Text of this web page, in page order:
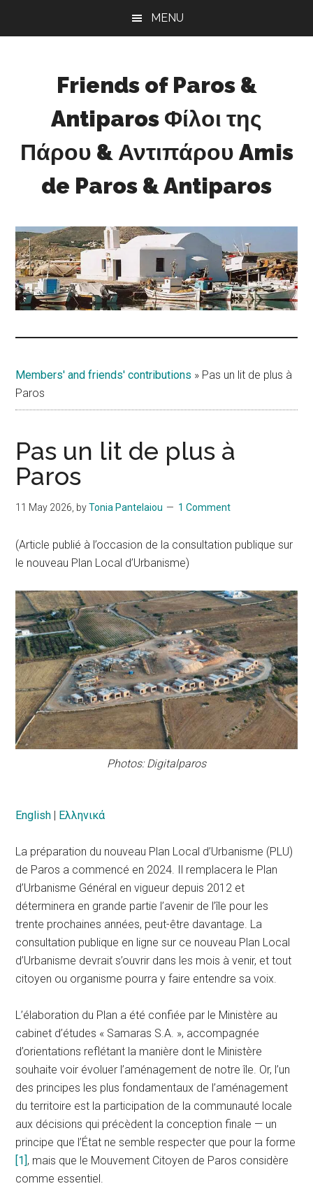
MENU
Friends of Paros &
Antiparos Φίλοι της
Πάρου & Αντιπάρου Amis
de Paros & Antiparos
development
for
Paros
&
Antiparos
Members' and friends' contributions » Pas un lit de plus à
Paros
Pas un lit de plus à
Paros
11 May 2026, byTonia Pantelaiou 1 Comment
(Article publié à l’occasion de la consultation publique sur
le nouveau Plan Local d’Urbanisme)
Photos: Digitalparos
English | Ελληνικά
La préparation du nouveau Plan Local d’Urbanisme (PLU)
de Paros a commencé en 2024. Il remplacera le Plan
d’Urbanisme Général en vigueur depuis 2012 et
déterminera en grande partie l’avenir de l’île pour les
trente prochaines années, peut-être davantage. La
consultation publique en ligne sur ce nouveau Plan Local
d’Urbanisme devrait s’ouvrir dans les mois à venir, et tout
citoyen ou organisme pourra y faire entendre sa voix.
L’élaboration du Plan a été confiée par le Ministère au
cabinet d’études « Samaras S.A. », accompagnée
d’orientations reflétant la manière dont le Ministère
souhaite voir évoluer l’aménagement de notre île. Or, l’un
des principes les plus fondamentaux de l’aménagement
du territoire est la participation de la communauté locale
aux décisions qui précèdent la conception finale — un
principe que l’État ne semble respecter que pour la forme
[1], mais que le Mouvement Citoyen de Paros considère
comme essentiel.